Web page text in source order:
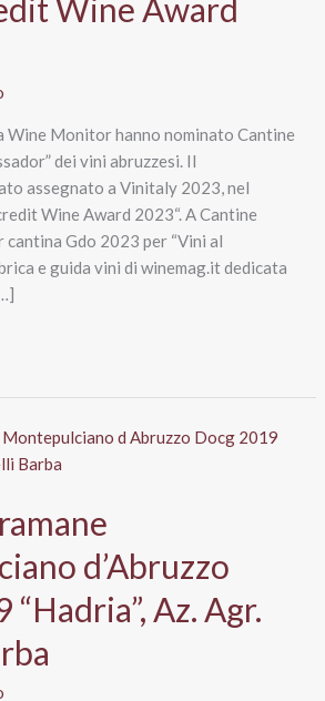
Wine Award
Wine Monitor hanno nominato Cantine
dei vini abruzzesi. Il
assegnato a Vinitaly 2023, nel
Wine Award 2023“. A Cantine
Gdo 2023 per “Vini al
e guida vini di winemag.it dedicata
d’Abruzzo
“Hadria”, Az. Agr.